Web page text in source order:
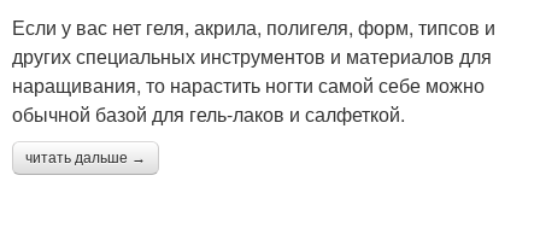
Если у вас нет геля, акрила, полигеля, форм, типсов и
других специальных инструментов и материалов для
наращивания, то нарастить ногти самой себе можно
обычной базой для гель-лаков и салфеткой.
читать дальше →